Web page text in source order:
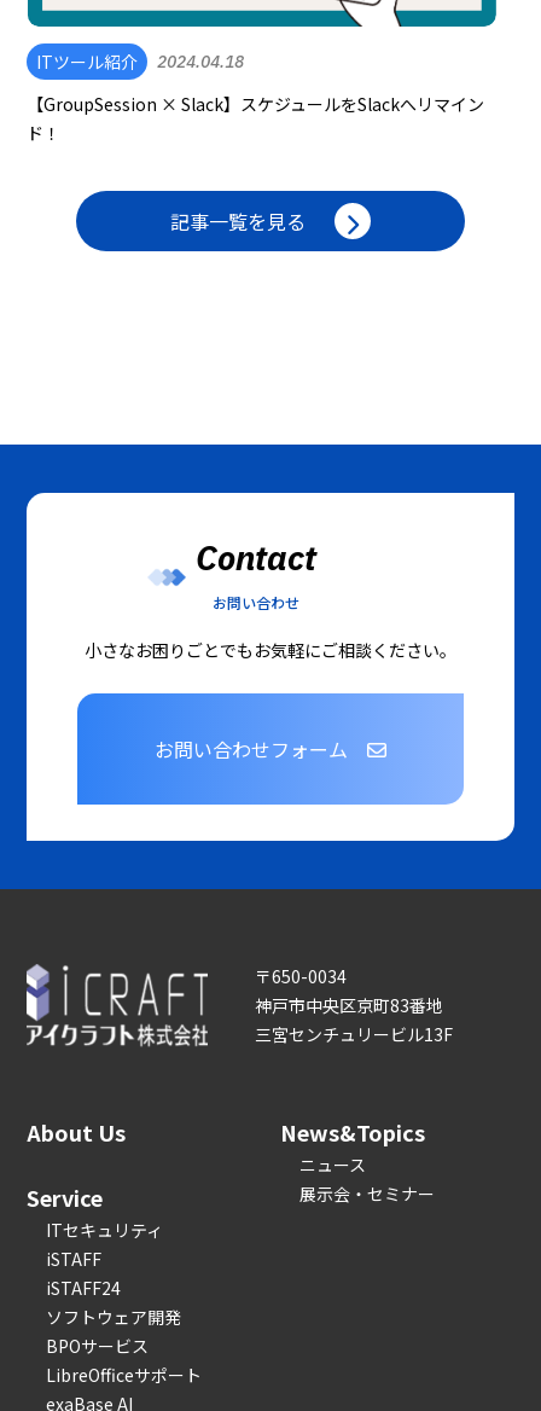
ITツール紹介 2024.04.18
【GroupSession × Slack】スケジュールをSlackへリマイン
ド！
記事一覧を見る
Contact
お問い合わせ
小さなお困りごとでもお気軽にご相談ください。
お問い合わせフォーム
〒650-0034
神戸市中央区京町83番地
三宮センチュリービル13F
About Us
Service
ITセキュリティ
iSTAFF
iSTAFF24
ソフトウェア開発
BPOサービス
LibreOfficeサポート
exaBase AI
News&Topics
ニュース
展示会・セミナー